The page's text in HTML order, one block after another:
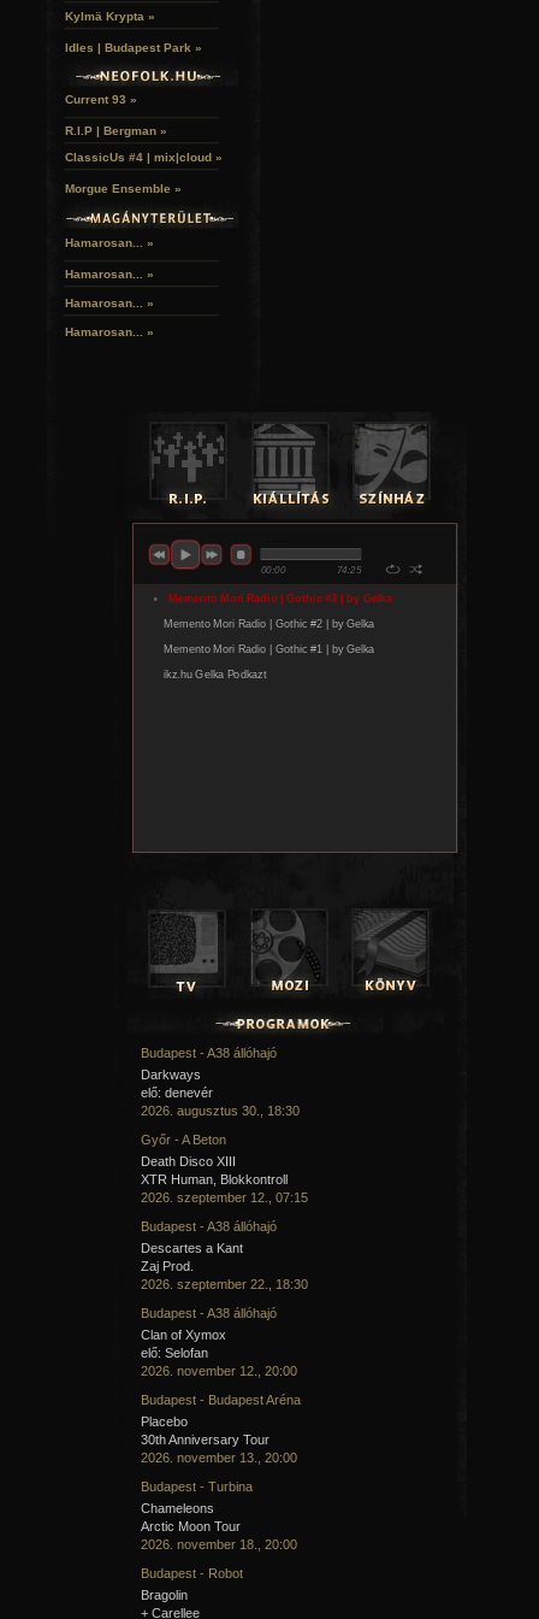
Kylmä Krypta »
Idles | Budapest Park »
Current 93 »
R.I.P | Bergman »
ClassicUs #4 | mix|cloud »
Morgue Ensemble »
Hamarosan... »
Hamarosan... »
Hamarosan... »
Hamarosan... »
Budapest - A38 állóhajó
Darkways
elő: denevér
2026. augusztus 30., 18:30
Győr - A Beton
Death Disco XIII
XTR Human, Blokkontroll
2026. szeptember 12., 07:15
Budapest - A38 állóhajó
Descartes a Kant
Zaj Prod.
2026. szeptember 22., 18:30
Budapest - A38 állóhajó
Clan of Xymox
elő: Selofan
2026. november 12., 20:00
Budapest - Budapest Aréna
Placebo
30th Anniversary Tour
2026. november 13., 20:00
Budapest - Turbina
Chameleons
Arctic Moon Tour
2026. november 18., 20:00
Budapest - Robot
Bragolin
+ Carellee